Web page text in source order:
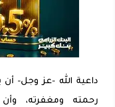
داعية الله -عز وجل-
رحمته ومغفرته،